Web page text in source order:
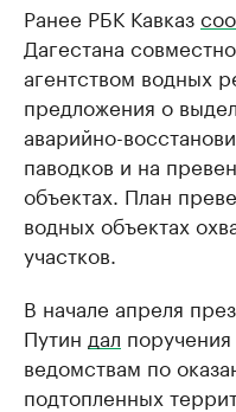
Ранее РБК Кавказ
Дагестана
агентством водных
предложения о
аварийно-
паводков и на
объектах. План
водных объектах
участков.
В начале апреля
Путин дал
ведомствам по
подтопленных